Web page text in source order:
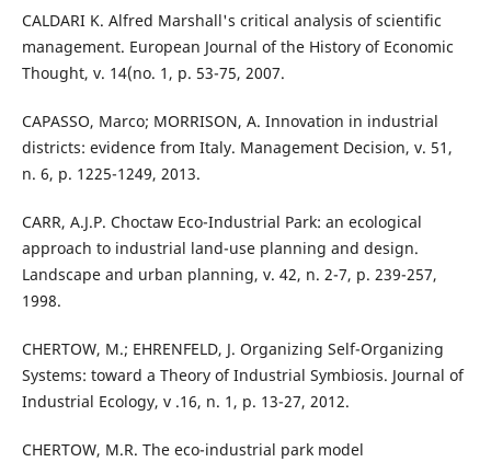
CALDARI K. Alfred Marshall's critical analysis of scientific
management. European Journal of the History of Economic
Thought, v. 14(no. 1, p. 53-75, 2007.
CAPASSO, Marco; MORRISON, A. Innovation in industrial
districts: evidence from Italy. Management Decision, v. 51,
n. 6, p. 1225-1249, 2013.
CARR, A.J.P. Choctaw Eco-Industrial Park: an ecological
approach to industrial land-use planning and design.
Landscape and urban planning, v. 42, n. 2-7, p. 239-257,
1998.
CHERTOW, M.; EHRENFELD, J. Organizing Self-Organizing
Systems: toward a Theory of Industrial Symbiosis. Journal of
Industrial Ecology, v .16, n. 1, p. 13-27, 2012.
CHERTOW, M.R. The eco-industrial park model